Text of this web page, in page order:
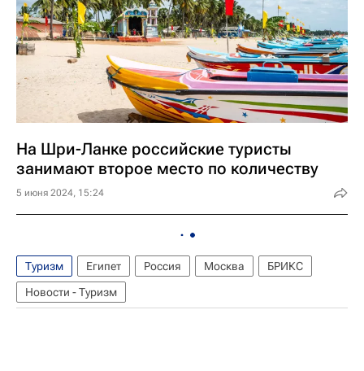
На Шри-Ланке российские туристы
занимают второе место по количеству
5 июня 2024, 15:24
Туризм Египет Россия Москва
БРИКС
Новости - Туризм